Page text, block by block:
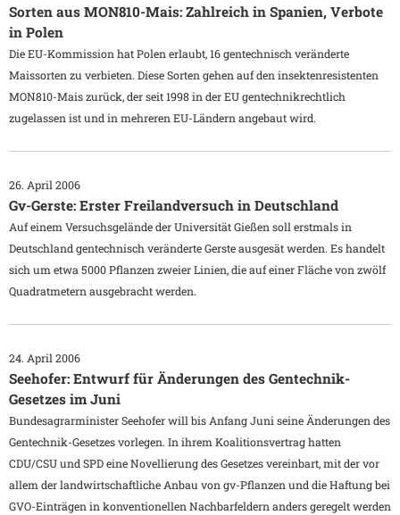
Sorten aus MON810-Mais: Zahlreich in Spanien, Verbote
in Polen
Die EU-Kommission hat Polen erlaubt, 16 gentechnisch veränderte
Maissorten zu verbieten. Diese Sorten gehen auf den insektenresistenten
MON810-Mais zurück, der seit 1998 in der EU gentechnikrechtlich
zugelassen ist und in mehreren EU-Ländern angebaut wird.
26. April 2006
Gv-Gerste: Erster Freilandversuch in Deutschland
Auf einem Versuchsgelände der Universität Gießen soll erstmals in
Deutschland gentechnisch veränderte Gerste ausgesät werden. Es handelt
sich um etwa 5000 Pflanzen zweier Linien, die auf einer Fläche von zwölf
Quadratmetern ausgebracht werden.
24. April 2006
Seehofer: Entwurf für Änderungen des Gentechnik-
Gesetzes im Juni
Bundesagrarminister Seehofer will bis Anfang Juni seine Änderungen des
Gentechnik-Gesetzes vorlegen. In ihrem Koalitionsvertrag hatten
CDU/CSU und SPD eine Novellierung des Gesetzes vereinbart, mit der vor
allem der landwirtschaftliche Anbau von gv-Pflanzen und die Haftung bei
GVO-Einträgen in konventionellen Nachbarfeldern anders geregelt werden